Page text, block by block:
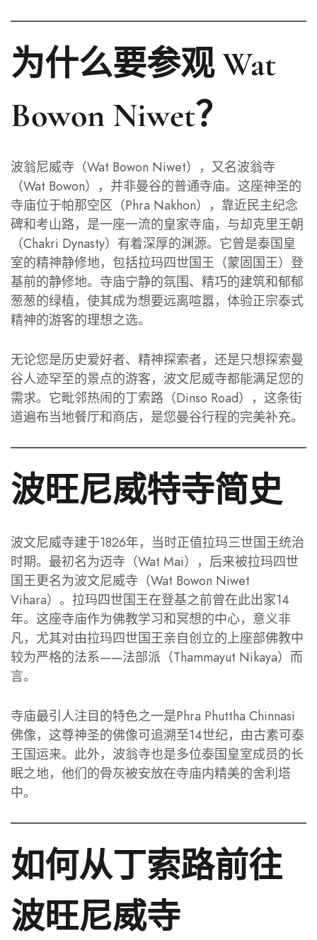
为什么要参观 Wat
Bowon Niwet？
波翁尼威寺（Wat Bowon Niwet），又名波翁寺
（Wat Bowon），并非曼谷的普通寺庙。这座神圣的
寺庙位于帕那空区（Phra Nakhon），靠近民主纪念
碑和考山路，是一座一流的皇家寺庙，与却克里王朝
（Chakri Dynasty）有着深厚的渊源。它曾是泰国皇
室的精神静修地，包括拉玛四世国王（蒙固国王）登
基前的静修地。寺庙宁静的氛围、精巧的建筑和郁郁
葱葱的绿植，使其成为想要远离喧嚣，体验正宗泰式
精神的游客的理想之选。
无论您是历史爱好者、精神探索者，还是只想探索曼
谷人迹罕至的景点的游客，波文尼威寺都能满足您的
需求。它毗邻热闹的丁索路（Dinso Road），这条街
道遍布当地餐厅和商店，是您曼谷行程的完美补充。
波旺尼威特寺简史
波文尼威寺建于1826年，当时正值拉玛三世国王统治
时期。最初名为迈寺（Wat Mai），后来被拉玛四世
国王更名为波文尼威寺（Wat Bowon Niwet
Vihara）。拉玛四世国王在登基之前曾在此出家14
年。这座寺庙作为佛教学习和冥想的中心，意义非
凡，尤其对由拉玛四世国王亲自创立的上座部佛教中
较为严格的法系——法部派（Thammayut Nikaya）而
言。
寺庙最引人注目的特色之一是Phra Phuttha Chinnasi
佛像，这尊神圣的佛像可追溯至14世纪，由古素可泰
王国运来。此外，波翁寺也是多位泰国皇室成员的长
眠之地，他们的骨灰被安放在寺庙内精美的舍利塔
中。
如何从丁索路前往
波旺尼威寺